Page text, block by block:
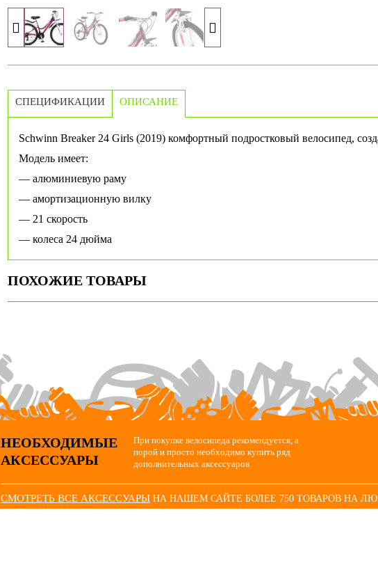
СПЕЦИФИКАЦИИ ОПИСАНИЕ
Schwinn Breaker 24 Girls (2019) комфортный подростковый велосипед,
Модель имеет:
— алюминиевую раму
— амортизационную вилку
— 21 скорость
— колеса 24 дюйма
ПОХОЖИЕ ТОВАРЫ
НЕОБХОДИМЫЕ
АКСЕССУАРЫ
При покупке велосипеда рекомендуется, а
порой и просто необходимо купить ряд
дополнительных аксессуаров.
СМОТРЕТЬ ВСЕ АКСЕССУАРЫ НА НАШЕМ САЙТЕ БОЛЕЕ 750 ТОВАРОВ НА